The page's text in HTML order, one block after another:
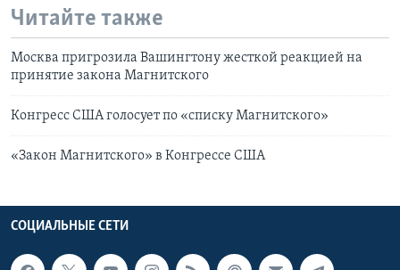
Читайте также
Москва пригрозила Вашингтону жесткой реакцией на
принятие закона Магнитского
Конгресс США голосует по «списку Магнитского»
«Закон Магнитского» в Конгрессе США
СОЦИАЛЬНЫЕ СЕТИ